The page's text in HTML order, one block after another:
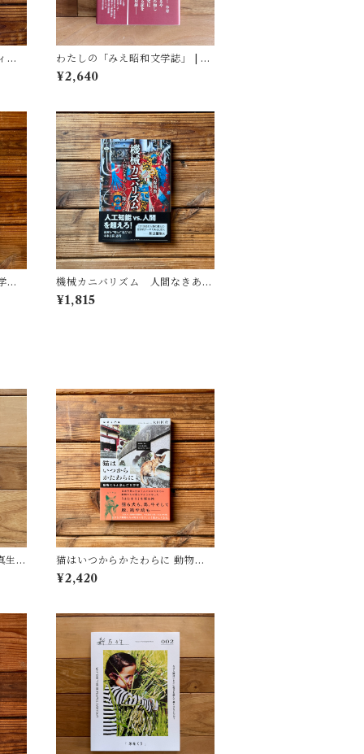
ア
著)
わたしの「みえ昭和文学誌」 | 藤
田 明
¥2,640
た
機械カニバリズム 人間なきあと
の人類学へ｜久保 明教
¥1,815
生
猫はいつからかたわらに 動物た
ちと歩んだ１万年 | 太田 匡彦
¥2,420